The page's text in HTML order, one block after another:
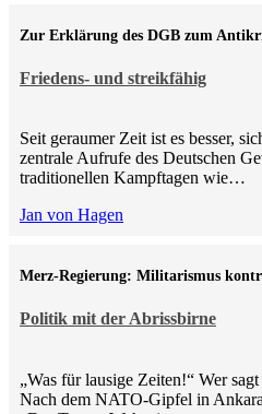
Friedens- und streikfähig
Zur Erklärung des DGB zum
Seit geraumer Zeit ist es besser,
zentrale Aufrufe des Deutschen
traditionellen Kampftagen wie…
Jan von Hagen
Politik mit der Abrissbirne
Merz-Regierung: Militarismus
„Was für lausige Zeiten!“ Wer
Nach dem NATO-Gipfel in